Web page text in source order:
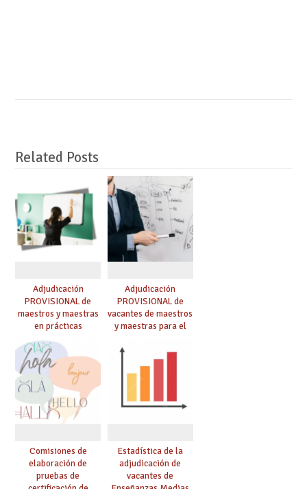
Related Posts
Adjudicación
PROVISIONAL de
maestros y maestras
en prácticas
Adjudicación
PROVISIONAL de
vacantes de maestros
y maestras para el
Comisiones de
elaboración de
pruebas de
Estadística de la
adjudicación de
vacantes de